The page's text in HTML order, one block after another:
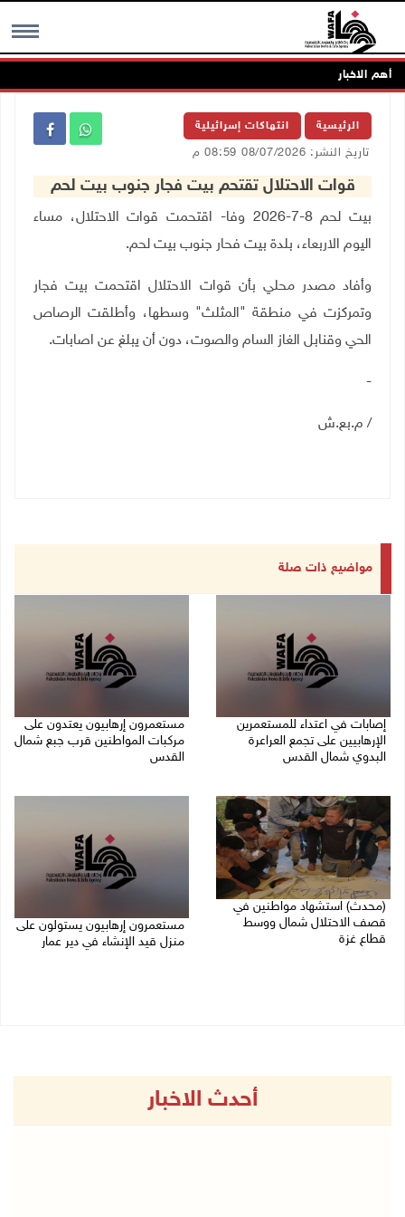
MENU أهم الاخبار
الرئيسية انتهاكات إسرائيلية
تاريخ النشر: 08/07/2026 08:59 م
قوات الاحتلال تقتحم بيت فجار جنوب بيت لحم
بيت لحم 8-7-2026 وفا- اقتحمت قوات الاحتلال، مساء
اليوم الاربعاء، بلدة بيت فحار جنوب بيت لحم.
وأفاد مصدر محلي بأن قوات الاحتلال اقتحمت بيت فجار
وتمركزت في منطقة "المثلث" وسطها، وأطلقت الرصاص
الحي وقنابل الغاز السام والصوت، دون أن يبلغ عن اصابات.
-
/ م.بع.ش
مواضيع ذات صلة
إصابات في اعتداء للمستعمرين
الإرهابيين على تجمع العراعرة
البدوي شمال القدس
مستعمرون إرهابيون يعتدون على
مركبات المواطنين قرب جبع شمال
القدس
(محدث) استشهاد مواطنين في
قصف الاحتلال شمال ووسط
قطاع غزة
مستعمرون إرهابيون يستولون على
منزل قيد الإنشاء في دير عمار
أحدث الاخبار